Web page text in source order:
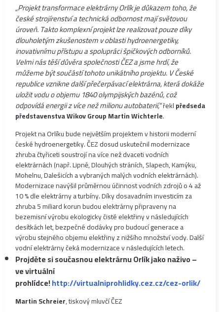
„Projekt transformace elektrárny Orlík je důkazem toho, že
české strojírenství a technická odbornost mají světovou
úroveň. Takto komplexní projekt lze realizovat pouze díky
dlouholetým zkušenostem v oblasti hydroenergetiky,
inovativnímu přístupu a spolupráci špičkových odborníků.
Velmi nás těší důvěra společnosti ČEZ a jsme hrdí, že
můžeme být součástí tohoto unikátního projektu. V České
republice vznikne další přečerpávací elektrárna, která dokáže
uložit vodu o objemu 1840 olympijských bazénů, což
odpovídá energii z více než milionu autobaterií,“řeklpředseda
představenstva Wikov Group Martin Wichterle.
Projekt na Orlíku bude největším projektem v historii moderní
české hydroenergetiky. ČEZ dosud uskutečnil modernizace
zhruba čtyřiceti soustrojí na více než dvaceti vodních
elektrárnách (např. Lipně, Dlouhých stráních, Slapech, Kamýku,
Mohelnu, Dalešicích a vybraných malých vodních elektrárnách).
Modernizace navýšil průměrnou účinnost vodních zdrojů o 4 až
10 % dle elektrárny a turbíny. Díky dosavadním investicím za
zhruba 5 miliard korun budou elektrárny připraveny na
bezemisní výrobu ekologicky čisté elektřiny v následujících
desítkách let, bezpečné dodávky pro budoucí generace a
výrobu stejného objemu elektřiny z nižšího množství vody. Další
vodní elektrárny čeká modernizace v následujících letech.
Projděte si současnou elektrárnu Orlík jako naživo –
ve virtuální
prohlídce!http://virtualniprohlidky.cez.cz/cez-orlik/
Martin Schreier, tiskový mluvčí ČEZ